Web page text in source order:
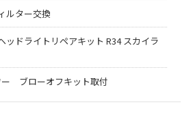
ルター交換
ドライトリペアキット R34 スカイラ
ー ブローオフキット取付